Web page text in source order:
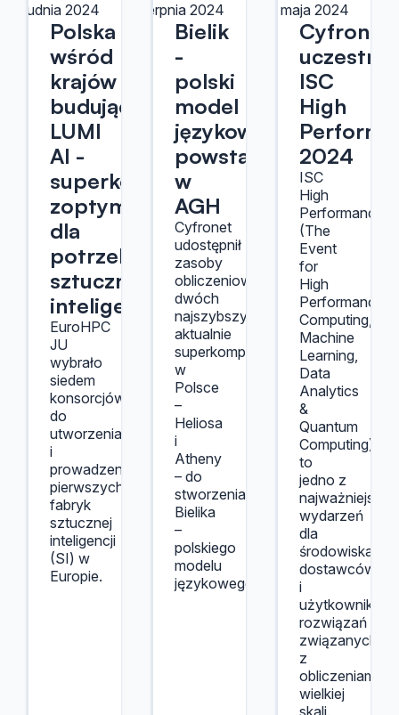
grudnia 2024
Polska
wśród
krajów
budujących
LUMI
AI -
superkomputer
zoptymalizowany
dla
potrzeb
sztucznej
inteligencji
EuroHPC
JU
wybrało
siedem
konsorcjów
do
utworzenia
i
prowadzenia
pierwszych
fabryk
sztucznej
inteligencji
(SI) w
Europie.
28 sierpnia 2024
Bielik
-
polski
model
językowy
powstał
w
AGH
Cyfronet
udostępnił
zasoby
obliczeniowe
dwóch
najszybszych
aktualnie
superkomputerów
w
Polsce
–
Heliosa
i
Atheny
– do
stworzenia
Bielika
–
polskiego
modelu
językowego.
17 maja 2024
Cyfronet
ISC
High
2024
ISC
High
Performance
(The
Event
for
High
Performance
Computing,
Machine
Learning,
Data
Analytics
&
Quantum
Computing)
to
jedno z
wydarzeń
dla
środowiska
dostawców
i
użytkowników
rozwiązań
związanych
z
obliczeniami
wielkiej
skali.